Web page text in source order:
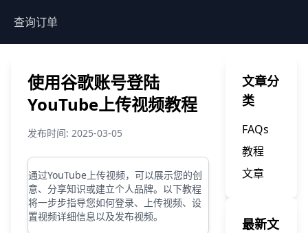
查询订单
使用谷歌账号登陆
YouTube上传视频教程
发布时间: 2025-03-05
通过YouTube上传视频，可以展示您的创
意、分享知识或建立个人品牌。以下教程
将一步步指导您如何登录、上传视频、设
置视频详细信息以及发布视频。
文章分
类
FAQs
教程
文章
最新文